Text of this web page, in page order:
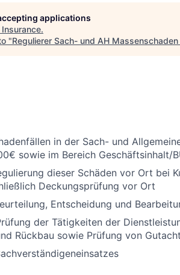
applications
Insurance.
"Regulierer Sach- und AH
in der Sach- und
sowie im Bereich Geschäftsinhalt/
dieser Schäden vor Ort bei
Deckungsprüfung vor Ort
Entscheidung und
der Tätigkeiten der
Rückbau sowie Prüfung von